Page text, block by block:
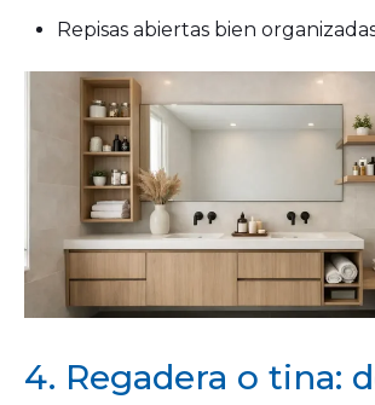
Repisas abiertas bien
4. Regadera o tina: